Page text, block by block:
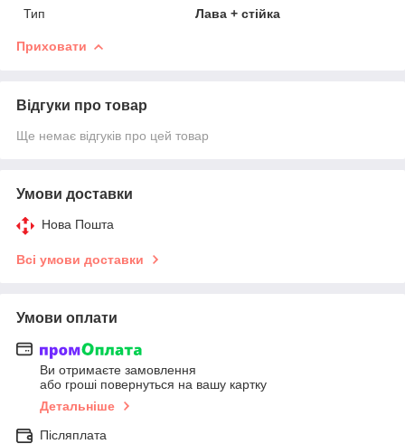
Тип Лава + стійка
Приховати
Відгуки про товар
Ще немає відгуків про цей товар
Умови доставки
Нова Пошта
Всі умови доставки
Умови оплати
Ви отримаєте замовлення
або гроші повернуться на вашу картку
Детальніше
Післяплата